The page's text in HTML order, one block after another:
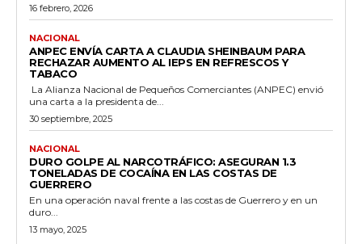
16 febrero, 2026
NACIONAL
ANPEC ENVÍA CARTA A CLAUDIA SHEINBAUM PARA
RECHAZAR AUMENTO AL IEPS EN REFRESCOS Y
TABACO
La Alianza Nacional de Pequeños Comerciantes (ANPEC) envió
una carta a la presidenta de...
30 septiembre, 2025
NACIONAL
DURO GOLPE AL NARCOTRÁFICO: ASEGURAN 1.3
TONELADAS DE COCAÍNA EN LAS COSTAS DE
GUERRERO
En una operación naval frente a las costas de Guerrero y en un
duro...
13 mayo, 2025